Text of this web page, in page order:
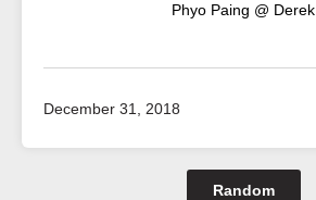
Phyo Paing @ Derek
December 31, 2018
Random